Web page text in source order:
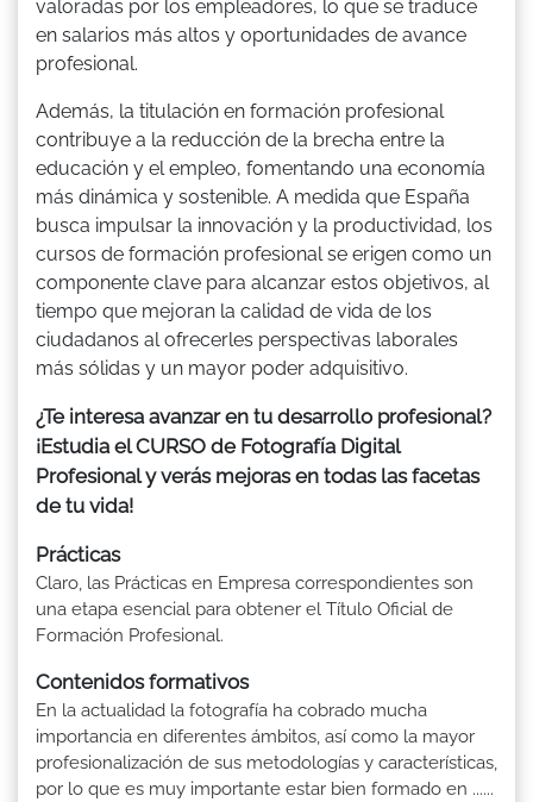
valoradas por los empleadores, lo que se traduce
en salarios más altos y oportunidades de avance
profesional.
Además, la titulación en formación profesional
contribuye a la reducción de la brecha entre la
educación y el empleo, fomentando una economía
más dinámica y sostenible. A medida que España
busca impulsar la innovación y la productividad, los
cursos de formación profesional se erigen como un
componente clave para alcanzar estos objetivos, al
tiempo que mejoran la calidad de vida de los
ciudadanos al ofrecerles perspectivas laborales
más sólidas y un mayor poder adquisitivo.
¿Te interesa avanzar en tu desarrollo profesional?
¡Estudia el CURSO de Fotografía Digital
Profesional y verás mejoras en todas las facetas
de tu vida!
Prácticas
Claro, las Prácticas en Empresa correspondientes son
una etapa esencial para obtener el Título Oficial de
Formación Profesional.
Contenidos formativos
En la actualidad la fotografía ha cobrado mucha
importancia en diferentes ámbitos, así como la mayor
profesionalización de sus metodologías y características,
por lo que es muy importante estar bien formado en ......